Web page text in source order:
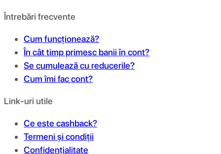
Întrebări frecvente
Cum funcționează?
În cât timp primesc banii în cont?
Se cumulează cu reducerile?
Cum îmi fac cont?
Link-uri utile
Ce este cashback?
Termeni și condiții
Confidențialitate